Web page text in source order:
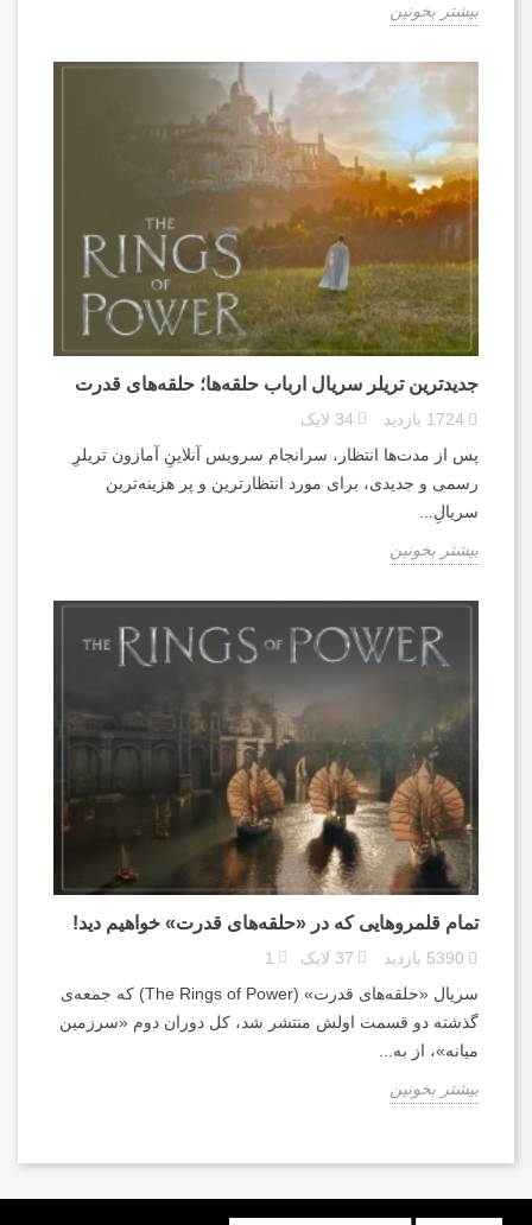
بیشتر بخونین
جدیدترین تریلر سریال ارباب حلقه‌ها؛ حلقه‌های قدرت
1724 بازدید 34 لایک
پس از مدت‌ها انتظار، سرانجام سرویس آنلاینِ آمازون تریلرِ
رسمی و جدیدی، برای مورد انتظارترین و پر هزینه‌ترین
سریالِ...
بیشتر بخونین
تمام قلمروهایی که در «حلقه‌های قدرت» خواهیم دید!
5390 بازدید 37 لایک
1
سریال «حلقه‌های قدرت» (The Rings of Power) که جمعه‌ی
گذشته دو قسمت اولش منتشر شد، کل دوران دوم «سرزمین
میانه»، از به...
بیشتر بخونین